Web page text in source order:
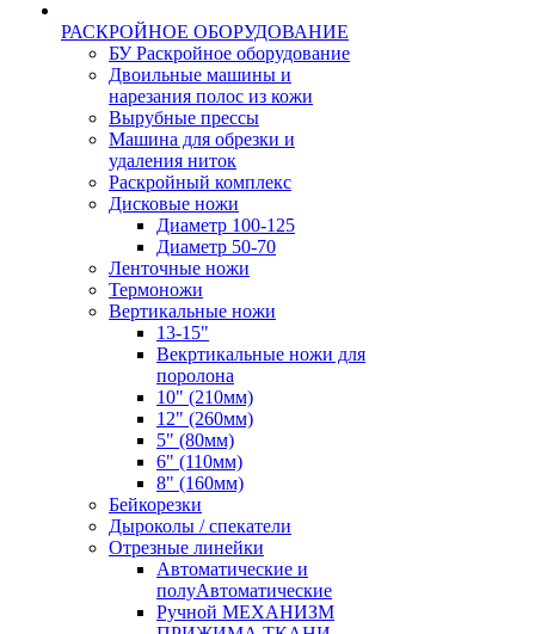
РАСКРОЙНОЕ ОБОРУДОВАНИЕ
БУ Раскройное оборудование
Двоильные машины и
нарезания полос из кожи
Вырубные прессы
Машина для обрезки и
удаления ниток
Раскройный комплекс
Дисковые ножи
Диаметр 100-125
Диаметр 50-70
Ленточные ножи
Термоножи
Вертикальные ножи
13-15"
Векртикальные ножи для
поролона
10" (210мм)
12" (260мм)
5" (80мм)
6" (110мм)
8" (160мм)
Бейкорезки
Дыроколы / спекатели
Отрезные линейки
Автоматические и
полуАвтоматические
Ручной МЕХАНИЗМ